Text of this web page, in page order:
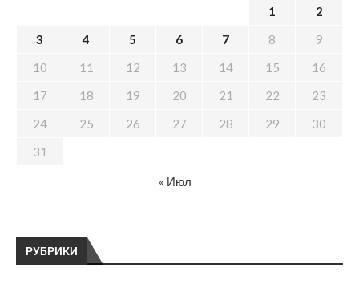
РУБРИКИ
1
2
3
4 5 6 7 8
9
10
11 12 13 14 15
16
17
18 19 20 21 22
23
24
25 26 27 28 29
30
31
« Июл